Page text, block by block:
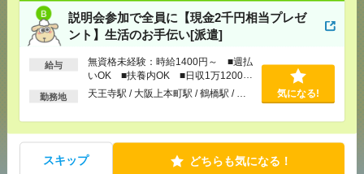
説明会参加で全員に【現金2千円相当プレゼ
ント】生活のお手伝い[派遣]
給与
無資格未経験：時給1400円～ ■週払
いOK ■扶養内OK ■日収1万1200円
以上
勤務地 天王寺駅 / 大阪上本町駅 / 鶴橋駅 / … 気になる!
スキップ どちらも気になる！
気になる！ 電話応募
メールで送る LINE で送る